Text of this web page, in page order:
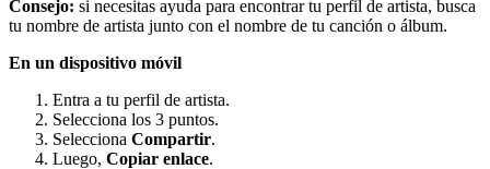
Consejo: si necesitas ayuda para encontrar tu perfil de artista, busca
tu nombre de artista junto con el nombre de tu canción o álbum.
En un dispositivo móvil
Entra a tu perfil de artista.
Selecciona los 3 puntos.
Selecciona Compartir.
Luego, Copiar enlace.